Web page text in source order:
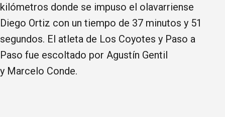
kilómetros donde se impuso el olavarriense
Diego Ortiz con un tiempo de 37 minutos y 51
segundos. El atleta de Los Coyotes y Paso a
Paso fue escoltado por Agustín Gentil
y Marcelo Conde.